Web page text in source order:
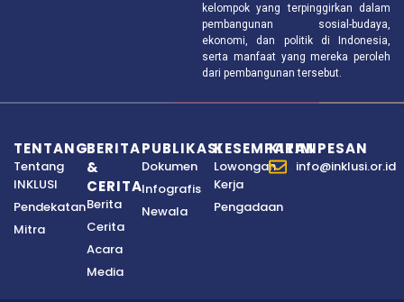
kelompok yang terpinggirkan dalam
pembangunan sosial-budaya,
ekonomi, dan politik di Indonesia,
serta manfaat yang mereka peroleh
dari pembangunan tersebut.
TENTANG
Tentang
INKLUSI
Pendekatan
Mitra
BERITA
&
CERITA
Berita
Cerita
Acara
Media
PUBLIKASI
Dokumen
Infografis
Newala
KESEMPATAN
Lowongan
Kerja
Pengadaan
KIRIM PESAN
info@inklusi.or.id